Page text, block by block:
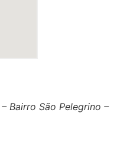
Bairro São Pelegrino –